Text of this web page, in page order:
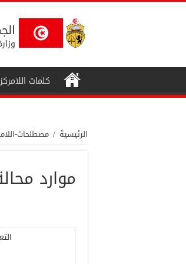
وزارة
كلمات
الرئيسية / مصطلحات-
موارد